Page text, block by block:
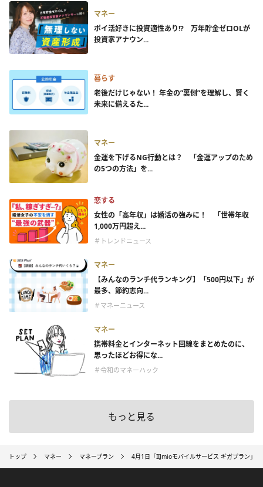
マネー
ポイ活好きに投資適性あり!? 万年貯金ゼロOLが
投資家アナウン...
暮らす
老後だけじゃない！ 年金の”裏側”を理解し、賢く
未来に備えるた...
マネー
金運を下げるNG行動とは？ 「金運アップのため
の5つの方法」を...
恋する
女性の「高年収」は婚活の強みに！ 「世帯年収
1,000万円超え...
＃トレンドニュース
マネー
【みんなのランチ代ランキング】「500円以下」が
最多、節約志向...
＃マネーニュース
マネー
携帯料金とインターネット回線をまとめたのに、
思ったほどお得にな...
＃令和のマネーハック
もっと見る
トップ マネー マネープラン 4月1日「IIJmioモバイルサービス ギガプラン」